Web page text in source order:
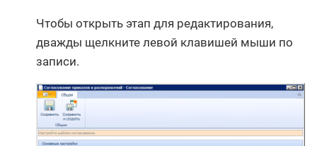
Чтобы открыть этап для редактирования,
дважды щелкните левой клавишей мыши по
записи.